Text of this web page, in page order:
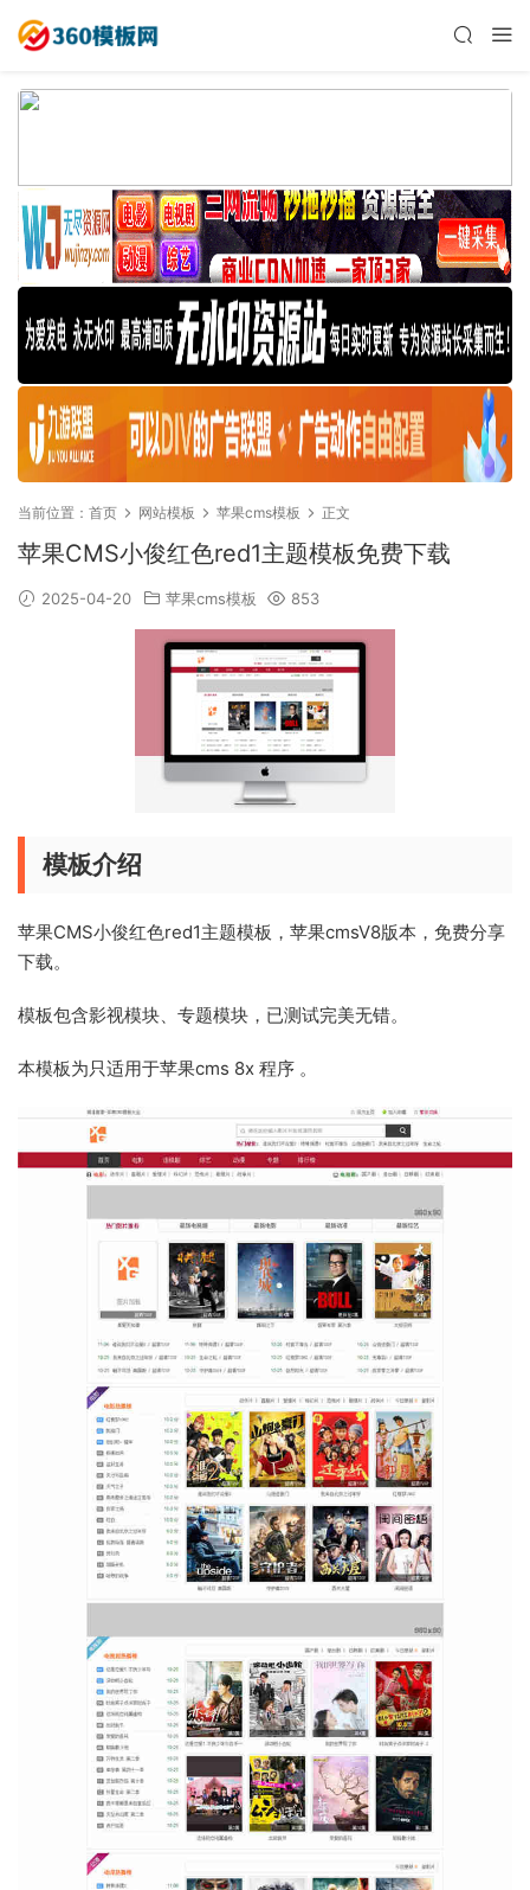
当前位置： 首页 网站模板 苹果cms模板 正文
苹果CMS小俊红色red1主题模板免费下载
2025-04-20 苹果cms模板 853
模板介绍
苹果CMS小俊红色red1主题模板，苹果cmsV8版本，免费分享
下载。
模板包含影视模块、专题模块，已测试完美无错。
本模板为只适用于苹果cms 8x 程序 。